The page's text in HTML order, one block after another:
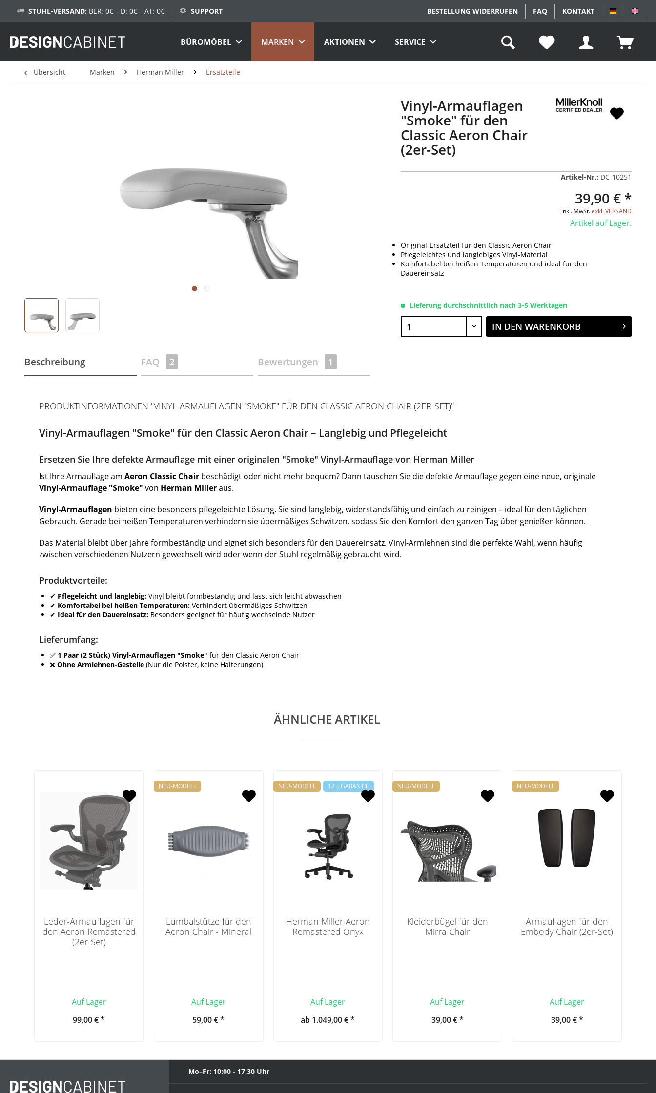
STUHL-VERSAND: BER: 0€ – D: 0€ – AT: 0€ SUPPORT BESTELLUNG WIDERRUFEN FAQ KONTAKT DEUTSCH
BÜROMÖBEL MARKEN AKTIONEN SERVICE
Übersicht Marken Herman Miller Ersatzteile
Vinyl-Armauflagen
"Smoke" für den
Classic Aeron Chair
(2er-Set)
Artikel-Nr.: DC-10251
39,90 € *
inkl. MwSt.exkl. VERSAND
Artikel auf Lager.
Original-Ersatzteil für den Classic Aeron Chair
Pflegeleichtes und langlebiges Vinyl-Material
Komfortabel bei heißen Temperaturen und ideal für den
Dauereinsatz
Lieferung durchschnittlich nach 3-5 Werktagen
IN DEN WARENKORB
Beschreibung FAQ 2 Bewertungen 1
PRODUKTINFORMATIONEN "VINYL-ARMAUFLAGEN "SMOKE" FÜR DEN CLASSIC AERON CHAIR (2ER-SET)"
Vinyl-Armauflagen "Smoke" für den Classic Aeron Chair – Langlebig und Pflegeleicht
Ersetzen Sie Ihre defekte Armauflage mit einer originalen "Smoke" Vinyl-Armauflage von Herman Miller
Ist Ihre Armauflage am Aeron Classic Chair beschädigt oder nicht mehr bequem? Dann tauschen Sie die defekte Armauflage gegen eine neue, originale
Vinyl-Armauflage "Smoke" von Herman Milleraus.
Vinyl-Armauflagen bieten eine besonders pflegeleichte Lösung. Sie sind langlebig, widerstandsfähig und einfach zu reinigen – ideal für den täglichen
Gebrauch. Gerade bei heißen Temperaturen verhindern sie übermäßiges Schwitzen, sodass Sie den Komfort den ganzen Tag über genießen können.
Das Material bleibt über Jahre formbeständig und eignet sich besonders für den Dauereinsatz. Vinyl-Armlehnen sind die perfekte Wahl, wenn häufig
zwischen verschiedenen Nutzern gewechselt wird oder wenn der Stuhl regelmäßig gebraucht wird.
Produktvorteile:
✔ Pflegeleicht und langlebig: Vinyl bleibt formbeständig und lässt sich leicht abwaschen
✔ Komfortabel bei heißen Temperaturen: Verhindert übermäßiges Schwitzen
✔ Ideal für den Dauereinsatz: Besonders geeignet für häufig wechselnde Nutzer
Lieferumfang:
✅ 1 Paar (2 Stück) Vinyl-Armauflagen "Smoke" für den Classic Aeron Chair
❌ Ohne Armlehnen-Gestelle (Nur die Polster, keine Halterungen)
ÄHNLICHE ARTIKEL
Leder-Armauflagen für
den Aeron Remastered
(2er-Set)
Auf Lager
99,00 € *
NEU-MODELL
Lumbalstütze für den
Aeron Chair - Mineral
Auf Lager
59,00 € *
NEU-MODELL 12 J. GARANTIE
Herman Miller Aeron
Remastered Onyx
Auf Lager
ab 1.049,00 € *
NEU-MODELL
Kleiderbügel für den
Mirra Chair
Auf Lager
39,00 € *
NEU-MODELL
Armauflagen für den
Embody Chair (2er-Set)
Auf Lager
39,00 € *
Mo–Fr: 10:00 - 17:30 Uhr